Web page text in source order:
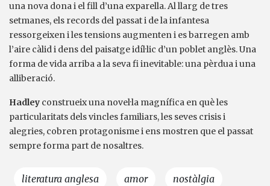
una nova dona i el fill d’una exparella. Al llarg de tres
setmanes, els records del passat i de la infantesa
ressorgeixen i les tensions augmenten i es barregen amb
l’aire càlid i dens del paisatge idíl·lic d’un poblet anglès. Una
forma de vida arriba a la seva fi inevitable: una pèrdua i una
alliberació.
Hadley construeix una novel·la magnífica en què les
particularitats dels vincles familiars, les seves crisis i
alegries, cobren protagonisme i ens mostren que el passat
sempre forma part de nosaltres.
literatura anglesa amor nostàlgia